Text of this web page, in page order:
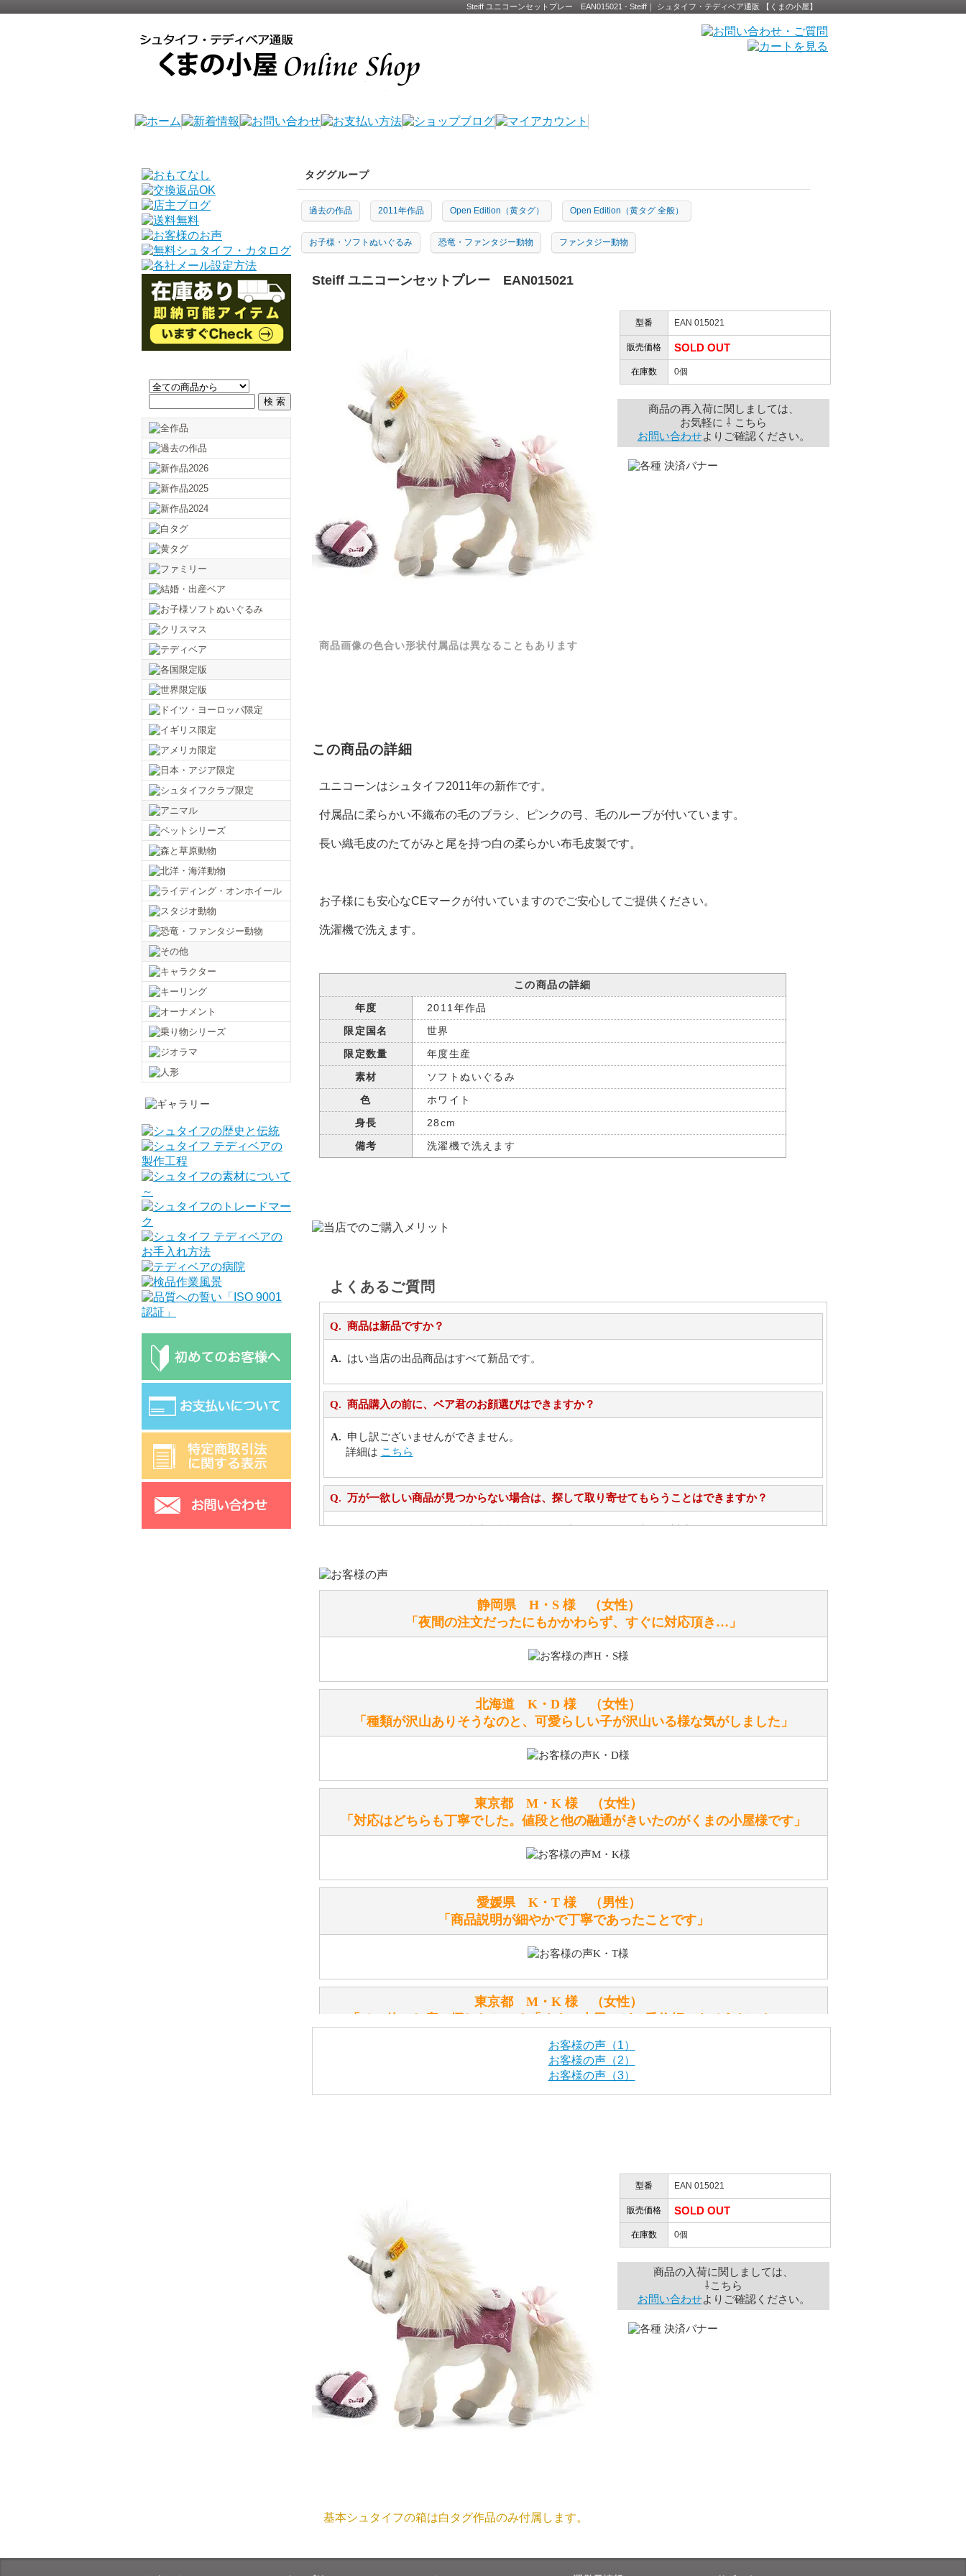
Steiff ユニコーンセットプレー EAN015021 - Steiff｜ シュタイフ・テディベア通販 【くまの小屋】
タググループ
過去の作品 2011年作品 Open Edition（黄タグ） Open Edition（黄タグ 全般）
お子様・ソフトぬいぐるみ 恐竜・ファンタジー動物 ファンタジー動物
Steiff ユニコーンセットプレー EAN015021
商品画像の色合い形状付属品は異なることもあります
型番 EAN 015021
販売価格 SOLD OUT
在庫数 0個
商品の再入荷に関しましては、
お気軽に ⇩ こちら
お問い合わせよりご確認ください。
この商品の詳細
ユニコーンはシュタイフ2011年の新作です。
付属品に柔らかい不織布の毛のブラシ、ピンクの弓、毛のループが付いています。
長い織毛皮のたてがみと尾を持つ白の柔らかい布毛皮製です。
お子様にも安心なCEマークが付いていますのでご安心してご提供ください。
洗濯機で洗えます。
この商品の詳細
年度
2011年作品
限定国名
世界
限定数量
年度生産
素材
ソフトぬいぐるみ
色
ホワイト
身長
28cm
備考
洗濯機で洗えます
よくあるご質問
商品は新品ですか？
はい当店の出品商品はすべて新品です。
商品購入の前に、ベア君のお顔選びはできますか？
申し訳ございませんができません。
詳細は こちら
万が一欲しい商品が見つからない場合は、探して取り寄せてもらうことはできますか？
シュタイフのぬいぐるみは洗濯できますか？ ぬいぐるみのお手入れ方法を教えてください。
洗濯できるのとできないのがあります。
こちらをご覧ください。
シリアルNO付きやクラブ限定などいろいろと意味があります。
詳しくはこちらをご覧ください。
テディベアを横にすると音が鳴ります、なぜでしょうか？
シュタイフのテディベアには、鳴くタイプのテディベアがいます。
お腹の中にグロウラーという部品を内臓しています。
体をねかせたりおこしたりすると「グーグー」と鳴くタイプを『グロウラー』といいます。
テディベアのお腹を押すと「キュッキュッ」と音が鳴ります、なぜでしょうか？
シュタイフのテディベアには、おなかを押すと「キュッキュッ」と音が鳴る『スクエーカー』が
シュタイフ社製品の実物を見ることはできますか？
当店はネット販売ですので実物をお見せすることができません。
商品は全て当店へ入荷させたのち欠品を行いお客様宅へお届けします。
関税はすべて当店にて処理しますのでお客様のご負担は一切ありません。
商品が届くまでにはどのくらいの期間がかかりますか？
国内で一度検品をしますので、決済確認後、２～４週間でのお届けとなります。
尚、オーダー注文の場合は４～８週間でのお届けとなります。
（稀に、通関手続き等に時間がかかり、納期が遅れる場合がありますので、ご了承の程よろしく
お願い致します。）
注文のキャンセルは可能ですか？
お取り寄せ商品となっておりますため、仕入先へ発注後のキャンセルは受け付けかねます。
使用しております。お買い物・お問い合わせで送信される全てのデータはSSL暗号化通信により
保護されますので、ご安心してお買い物をお楽しみください。
静岡県 H・S 様 （女性）
「夜間の注文だったにもかかわらず、すぐに対応頂き…」
北海道 K・D 様 （女性）
「種類が沢山ありそうなのと、可愛らしい子が沢山いる様な気がしました」
東京都 M・K 様 （女性）
「対応はどちらも丁寧でした。値段と他の融通がきいたのがくまの小屋様です」
愛媛県 K・T 様 （男性）
「商品説明が細やかで丁寧であったことです」
東京都 M・K 様 （女性）
千葉県 U・Y 様 （女性）
「ChatGPTを利用したところ「くまの小屋」さんを紹介され…」
埼玉県 S・W 様
「送られる際にメールなどで届けて頂きとても安心感がありました」
大阪府 Y・W 様 （男性）
「取り扱っているNetショップで一番信用出来そうだった」
「ベアちゃんの紹介分が丁寧に書かれていたこと（いつの作品など）」
お客様の声（1）
お客様の声（2）
お客様の声（3）
型番 EAN 015021
販売価格 SOLD OUT
在庫数 0個
商品の入荷に関しましては、
⇩こちら
お問い合わせよりご確認ください。
基本シュタイフの箱は白タグ作品のみ付属します。